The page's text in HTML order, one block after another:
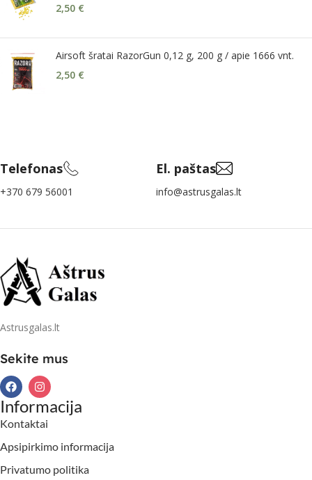
2,50 €
Airsoft šratai RazorGun 0,12 g, 200 g / apie 1666 vnt.
2,50 €
Telefonas
+370 679 56001
El. paštas
info@astrusgalas.lt
Astrusgalas.lt
Sekite mus
Informacija
Kontaktai
Apsipirkimo informacija
Privatumo politika